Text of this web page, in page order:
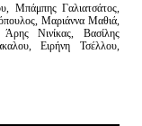
Μπάμπης Γαλιατσάτος,
Μαριάννα Μαθιά,
Νινίκας, Βασίλης
Ειρήνη Τσέλλου,